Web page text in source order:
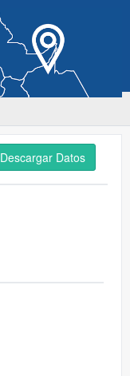
Descargar Datos